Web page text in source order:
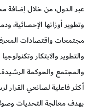
عبر الدول، من خلال إضافة
وتطوير أوزانها الإحصائية،
مجتمعات واقتصادات
والتطوير والابتكار
والمجتمع والحوكمة
أكثر فاعلية لصانعي القرار
بهدف معالجة التحديات